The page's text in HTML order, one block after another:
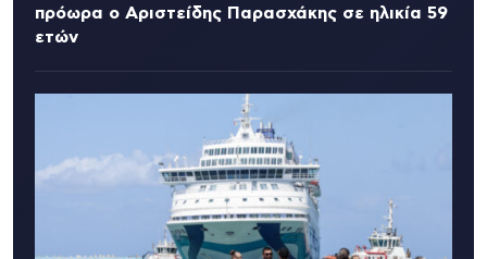
πρόωρα ο Αριστείδης Παρασχάκης σε ηλικία 59
ετών